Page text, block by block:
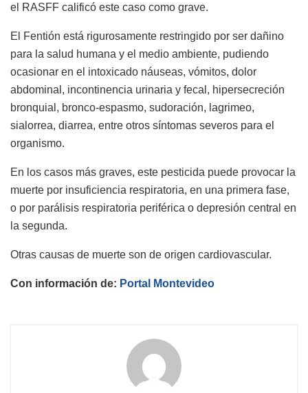
el RASFF calificó este caso como grave.
El Fentión está rigurosamente restringido por ser dañino
para la salud humana y el medio ambiente, pudiendo
ocasionar en el intoxicado náuseas, vómitos, dolor
abdominal, incontinencia urinaria y fecal, hipersecreción
bronquial, bronco-espasmo, sudoración, lagrimeo,
sialorrea, diarrea, entre otros síntomas severos para el
organismo.
En los casos más graves, este pesticida puede provocar la
muerte por insuficiencia respiratoria, en una primera fase,
o por parálisis respiratoria periférica o depresión central en
la segunda.
Otras causas de muerte son de origen cardiovascular.
Con información de: Portal Montevideo